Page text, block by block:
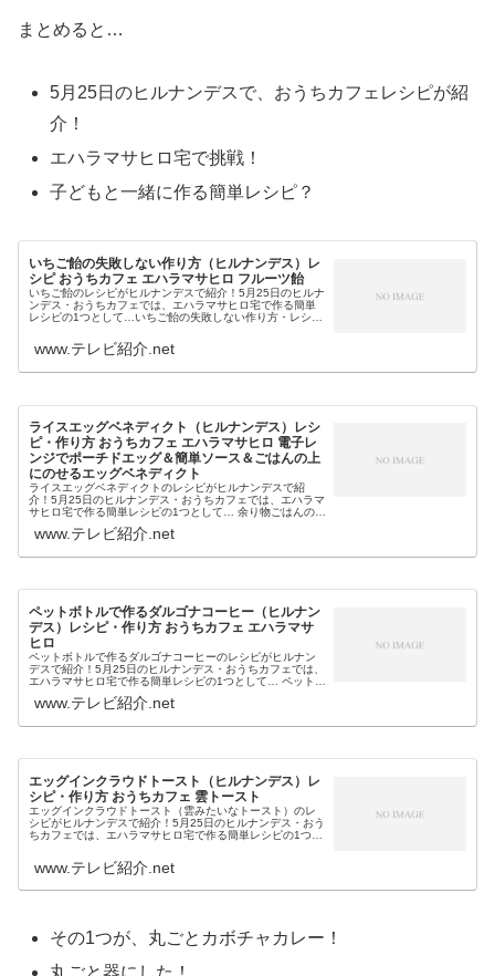
まとめると…
5月25日のヒルナンデスで、おうちカフェレシピが紹
介！
エハラマサヒロ宅で挑戦！
子どもと一緒に作る簡単レシピ？
いちご飴の失敗しない作り方（ヒルナンデス）レ
シピ おうちカフェ エハラマサヒロ フルーツ飴
いちご飴のレシピがヒルナンデスで紹介！5月25日のヒルナ
ンデス・おうちカフェでは、エハラマサヒロ宅で作る簡単
レシピの1つとして…いちご飴の失敗しない作り方・レシピ
のおうちカフェレシピの1つ...
www.テレビ紹介.net
ライスエッグベネディクト（ヒルナンデス）レシ
ピ・作り方 おうちカフェ エハラマサヒロ 電子レ
ンジでポーチドエッグ＆簡単ソース＆ごはんの上
にのせるエッグベネディクト
ライスエッグベネディクトのレシピがヒルナンデスで紹
介！5月25日のヒルナンデス・おうちカフェでは、エハラマ
サヒロ宅で作る簡単レシピの1つとして… 余り物ごはんの上
いうエッグベネディクト...
www.テレビ紹介.net
ペットボトルで作るダルゴナコーヒー（ヒルナン
デス）レシピ・作り方 おうちカフェ エハラマサ
ヒロ
ペットボトルで作るダルゴナコーヒーのレシピがヒルナン
デスで紹介！5月25日のヒルナンデス・おうちカフェでは、
エハラマサヒロ宅で作る簡単レシピの1つとして… ペットボ
方も教えてくれました...
www.テレビ紹介.net
エッグインクラウドトースト（ヒルナンデス）レ
シピ・作り方 おうちカフェ 雲トースト
エッグインクラウドトースト（雲みたいなトースト）のレ
シピがヒルナンデスで紹介！5月25日のヒルナンデス・おう
ちカフェでは、エハラマサヒロ宅で作る簡単レシピの1つと
ト）のレシピ・作り方も教えて...
www.テレビ紹介.net
その1つが、丸ごとカボチャカレー！
丸ごと器にした！